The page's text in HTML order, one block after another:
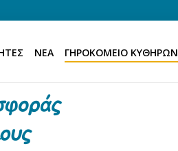
ΝΕΑ ΓΗΡΟΚΟΜΕΙΟ ΚΥΘΗΡΩΝ